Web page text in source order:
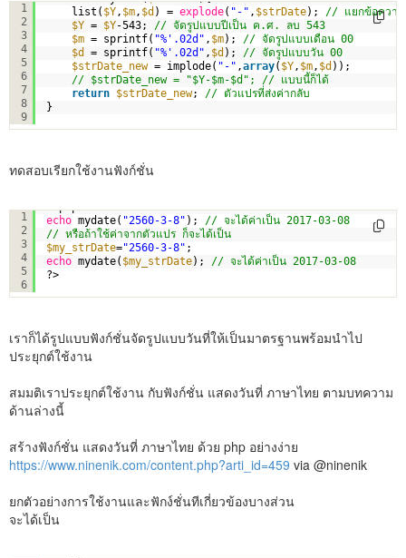
1
2
3
4
5
6
7
8
9
list( $Y , $m , $d ) = explode( "-" , $strDate); // แยกข้อความ
$Y = $Y-543; // จัดรูปแบบปีเป็น ค.ศ. ลบ 543
$m = sprintf( "%'.02d" , $m); // จัดรูปแบบเดือน 00
$d
= sprintf( "%'.02d" , $d ); // จัดรูปแบบวัน 00
$strDate_new = implode( "-" ,array( $Y , $m , $d ));
// $strDate_new = "$Y-$m-$d"; // แบบนี้ก็ได้
return $strDate_new; // ตัวแปรที่ส่งค่ากลับ
}
ทดสอบเรียกใช้งานฟังก์ชั่น
1
2
3
4
5
6
echo mydate( "2560-3-8" ); // จะได้ค่าเป็น 2017-03-08
// หรือถ้าใช้ค่าจากตัวแปร ก็จะได้เป็น
$my_strDate="2560-3-8" ;
echo mydate( $my_strDate); // จะได้ค่าเป็น 2017-03-08
?>
เราก็ได้รูปแบบฟังก์ชั่นจัดรูปแบบวันที่ให้เป็นมาตรฐานพร้อมนำไป
ประยุกต์ใช้งาน
สมมติเราประยุกต์ใช้งาน กับฟังก์ชั่น แสดงวันที่ ภาษาไทย ตามบทความ
ด้านล่างนี้
สร้างฟังก์ชั่น แสดงวันที่ ภาษาไทย ด้วย php อย่างง่าย
https://www.ninenik.com/content.php?arti_id=459 via @ninenik
ยกตัวอย่างการใช้งานและฟักง์ชั่นทีเกี่ยวข้องบางส่วน
จะได้เป็น